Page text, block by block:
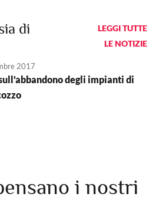
di
LEGGI TUTTE
LE NOTIZIE
2017
degli impianti di
i nostri